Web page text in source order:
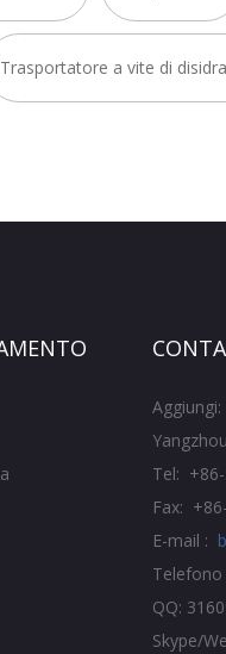
Trasportatore a vite di
Tel:
Fax:
E-mail :
Telefono
QQ:
Skype/